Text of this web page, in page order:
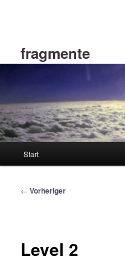
fragmente
Start
Beitragsnavigation
← Vorheriger
Level 2